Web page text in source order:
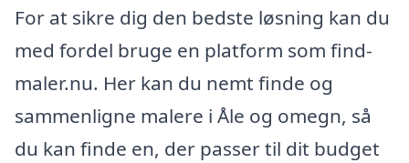
For at sikre dig den bedste løsning kan du
med fordel bruge en platform som find-
maler.nu. Her kan du nemt finde og
sammenligne malere i Åle og omegn, så
du kan finde en, der passer til dit budget